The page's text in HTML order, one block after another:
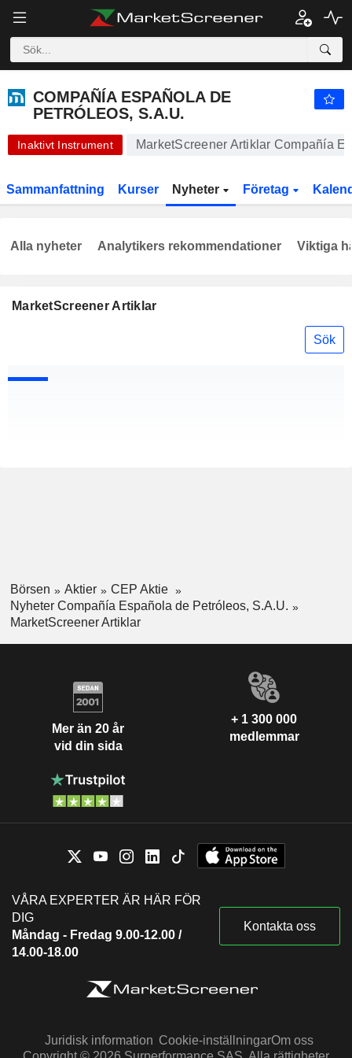
COMPAÑÍA ESPAÑOLA DE PETRÓLEOS, S.A.U. - € -
COMPAÑÍA ESPAÑOLA DE
PETRÓLEOS, S.A.U.
Inaktivt Instrument MarketScreener Artiklar Compañía
Sammanfattning Kurser Nyheter Företag
MarketScreener Artiklar
Sök
Alla nyheter Analytikers rekommendationer Viktiga
Börsen Aktier
CEP Aktie
Nyheter Compañía Española de Petróleos, S.A.U.
MarketScreener Artiklar
Mer än 20 år
vid din sida
+ 1 300 000
medlemmar
VÅRA EXPERTER ÄR HÄR FÖR
DIG
Måndag - Fredag 9.00-12.00 /
14.00-18.00
Kontakta oss
Juridisk information Cookie-inställningarOm oss